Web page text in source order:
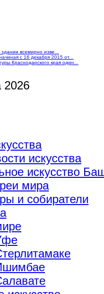
всемирно изве...
с 16 декабря 2015 от...
Краснодарского края один...
2026
искусства
искусство
мира
и собиратели